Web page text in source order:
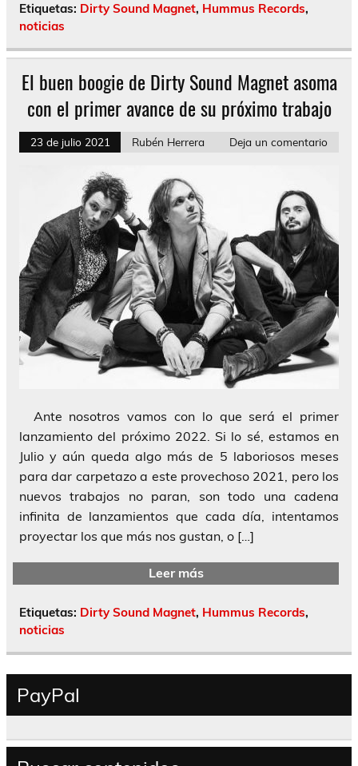
Etiquetas: Dirty Sound Magnet, Hummus Records,
noticias
El buen boogie de Dirty Sound Magnet asoma
con el primer avance de su próximo trabajo
23 de julio 2021 Rubén Herrera Deja un comentario
Ante nosotros vamos con lo que será el primer
lanzamiento del próximo 2022. Si lo sé, estamos en
Julio y aún queda algo más de 5 laboriosos meses
para dar carpetazo a este provechoso 2021, pero los
nuevos trabajos no paran, son todo una cadena
infinita de lanzamientos que cada día, intentamos
proyectar los que más nos gustan, o […]
Leer más
Etiquetas: Dirty Sound Magnet, Hummus Records,
noticias
PayPal